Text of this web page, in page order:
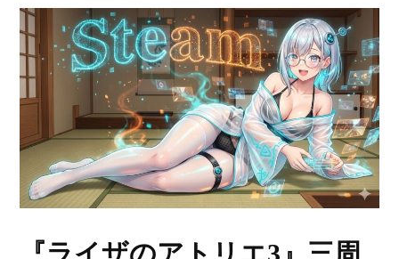
『ライザのアトリエ3』三周